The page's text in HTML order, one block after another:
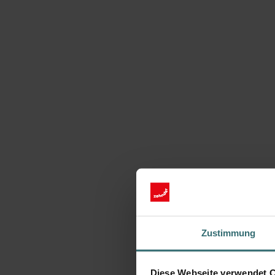
Zustimmung
Diese Webseite verwendet